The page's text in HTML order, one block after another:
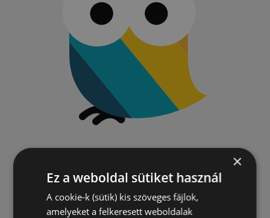
×
Ez a weboldal sütiket használ
A cookie-k (sütik) kis szöveges fájlok,
amelyeket a felkeresett weboldalak